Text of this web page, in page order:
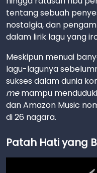
tentang sebuah
nostalgia, dan
dalam lirik lagu yang
Meskipun menuai
lagu-lagunya
sukses dalam dunia
memampu
dan Amazon Music
di 26 nagara.
Patah Hati yang